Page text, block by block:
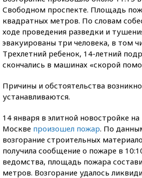
Свободном проспекте. Площадь
квадратных метров. По словам
ходе проведения разведки и
эвакуированы три человека, в том
Трехлетний ребенок, 14-летний
скончались в машинах «скорой
Причины и обстоятельства
устанавливаются.
14 января в элитной новостройке
Москве произошел пожар. По
возгорание строительных
получила сообщение о пожаре в
ведомства, площадь пожара
метров. Возгорание удалось